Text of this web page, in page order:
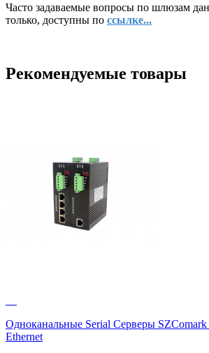
Часто задаваемые вопросы по шлюзам
только, доступны по ссылке...
Рекомендуемые товары
Одноканальные Serial Серверы SZComark
Ethernet